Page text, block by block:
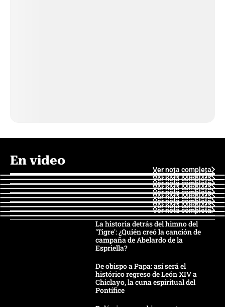
En video
Ver nota completa
Ver nota completa
Ver nota completa
Ver nota completa
Ver nota completa
Ver nota completa
Ver nota completa
Ver nota completa
Ver nota completa
Ver nota completa
La historia detrás del himno del
'Tigre': ¿Quién creó la canción de
campaña de Abelardo de la
Espriella?
De obispo a Papa: así será el
histórico regreso de León XIV a
Chiclayo, la cuna espiritual del
Pontífice